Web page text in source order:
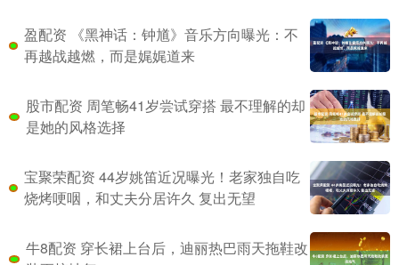
盈配资 《黑神话：钟馗》音乐方向曝光：不
再越战越燃，而是娓娓道来
股市配资 周笔畅41岁尝试穿搭 最不理解的却
是她的风格选择
宝聚荣配资 44岁姚笛近况曝光！老家独自吃
烧烤哽咽，和丈夫分居许久 复出无望
牛8配资 穿长裙上台后，迪丽热巴雨天拖鞋改